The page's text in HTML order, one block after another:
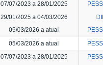
07/07/2023 a 28/01/2025
29/01/2025 a 04/03/2026
05/03/2026 a atual
05/03/2026 a atual
07/07/2023 a 28/01/2025